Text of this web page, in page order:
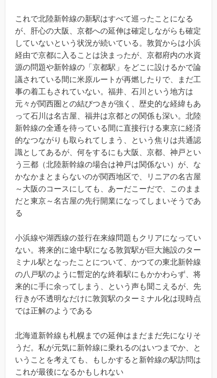
これで北陸新幹線の新駅はすべて巡ったことになる
が、肝心の大阪、京都への延伸は確定しながらも確定
していないという状況が続いている。敦賀からは小浜
経由で京都に入ることは決まったが、京都府内の水資
源の問題や新幹線の「京都駅」をどこに設けるかで論
議されている間に米原ルートが再燃したりで、まだ工
事の着工もされていない。福井、石川という地方は
元々が関西圏との結びつきが強く、歴史的な経緯もあ
って石川は名古屋、福井は京都との関係も深い。北陸
新幹線の全通を待っている間に直接行ける東京に経済
的なつながりも取られてしまう、という焦りは共通認
識としてあるが、何をするにも大阪、京都、神戸とい
う三都（北陸新幹線の場合は神戸は関係ない）が、な
かなかまとまらないのが関西地区で、リニアの名古屋
～大阪のコースにしても、あーだこーだで、このまま
だと東京～名古屋の先行開業になってしまいそうであ
る
小浜線や湖西線の並行在来線問題もクリアになってい
ない。将来的に途中駅になる敦賀駅が巨大施設のター
ミナル駅となったことについて、かつての東北新幹線
の八戸駅のように暫定的な終着駅にもかかわらず、将
来的に手に余ってしまう、という声も聞こえるが、先
行きが不透明なだけに敦賀駅のターミナル化は現時点
では正解のようである
北海道新幹線も札幌までの延伸はまだまだ先になりそ
うだ。私が元気に新幹線に乗れるのはいつまでか、と
いうことを考えても、もしかすると新幹線の駅訪問は
これが最後になるかもしれない